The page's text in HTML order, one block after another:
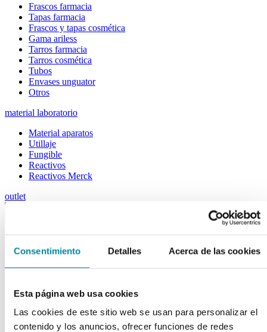
Consentimiento Detalles Acerca de las cookies
Esta página web usa cookies
Las cookies de este sitio web se usan para personalizar el
contenido y los anuncios, ofrecer funciones de redes
Frascos farmacia
Tapas farmacia
Frascos y tapas cosmética
Gama ariless
Tarros farmacia
Tarros cosmética
Tubos
Envases unguator
Otros
material laboratorio
Material aparatos
Utillaje
Fungible
Reactivos
Reactivos Merck
outlet
MORTERO VIDRIO 150mm C/MANO
arrow_back